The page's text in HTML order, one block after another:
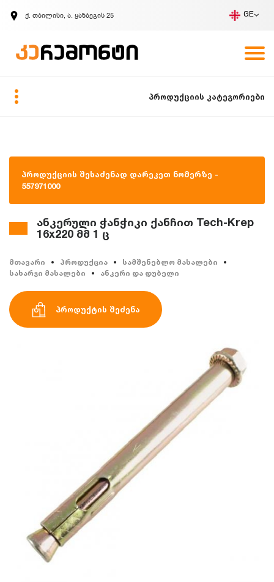
ქ. თბილისი, ა. ყაზბეგის 25 GE
ზარის მოთხოვნა
პროდუქციის კატეგორიები
პროდუქციის შესაძენად დარეკეთ ნომერზე -
557971000
ანკერული ჭანჭიკი ქანჩით Tech-Krep
16x220 მმ 1 ც
მთავარი პროდუქცია
სამშენებლო მასალები
სახარჯი მასალები
ანკერი და დუბელი
პროდუქტის შეძენა